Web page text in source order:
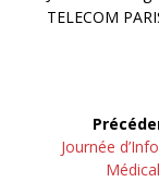
TELECOM
Article
précédent :
Journée